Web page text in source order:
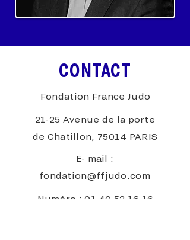
CONTACT
Fondation France Judo
21-25 Avenue de la porte
de Chatillon, 75014 PARIS
E- mail :
fondation@ffjudo.com
Numéro :01 40 52 16 16